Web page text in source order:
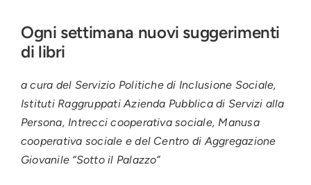
Ogni settimana nuovi suggerimenti
di libri
a cura del Servizio Politiche di Inclusione Sociale,
Istituti Raggruppati Azienda Pubblica di Servizi alla
Persona, Intrecci cooperativa sociale, Manusa
cooperativa sociale e del Centro di Aggregazione
Giovanile “Sotto il Palazzo”